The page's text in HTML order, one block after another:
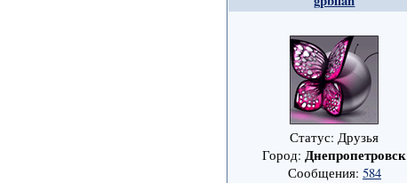
Статус: Друзья
Город:Днепропетровск
Сообщения: 584